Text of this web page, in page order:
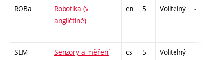
ROBa
Robotika (v
angličtině)
en 5 Volitelný -
SEM Senzory a měření cs 5 Volitelný -